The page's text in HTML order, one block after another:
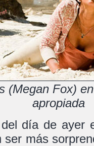
(Megan Fox)
apropiada
del día de ayer
ser más